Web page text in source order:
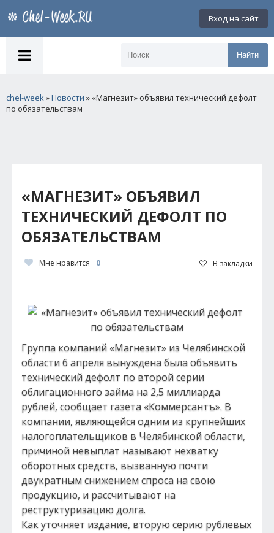
Вход на сайт
Найти
chel-week»Новости » «Магнезит» объявил технический дефолт
по обязательствам
«МАГНЕЗИТ» ОБЪЯВИЛ
ТЕХНИЧЕСКИЙ ДЕФОЛТ ПО
ОБЯЗАТЕЛЬСТВАМ
Мне нравится 0 В закладки
Группа компаний «Магнезит» из Челябинской
области 6 апреля вынуждена была объявить
технический дефолт по второй серии
облигационного займа на 2,5 миллиарда
рублей, сообщает газета «Коммерсантъ». В
компании, являющейся одним из крупнейших
налогоплательщиков в Челябинской области,
причиной невыплат называют нехватку
оборотных средств, вызванную почти
двукратным снижением спроса на свою
продукцию, и рассчитывают на
реструктуризацию долга.
Как уточняет издание, вторую серию рублевых